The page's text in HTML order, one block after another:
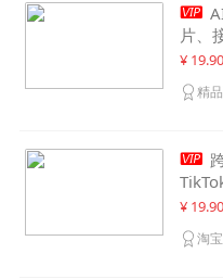

片、
价可
¥ 19.90
精

环，
¥ 19.90
淘